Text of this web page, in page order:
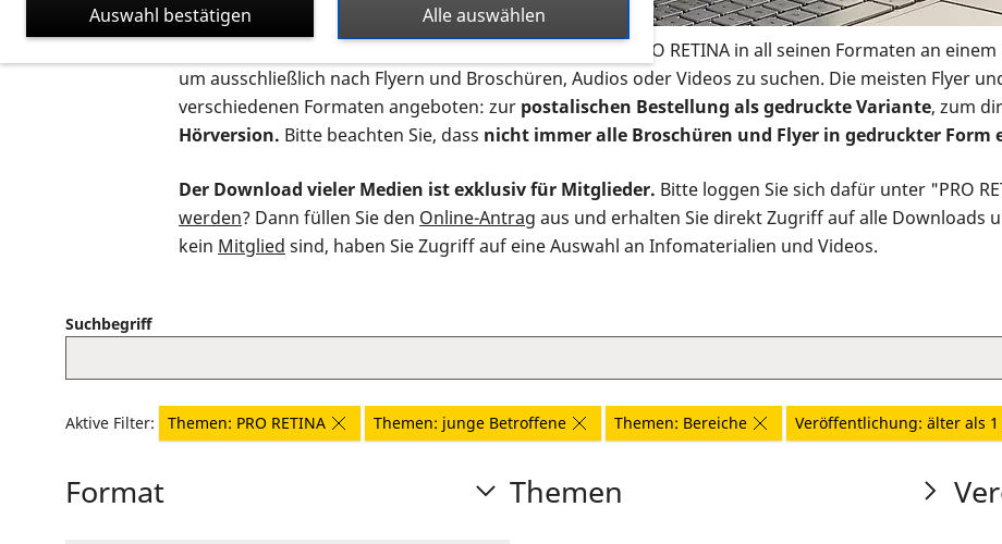
Auf dieser Seite finden Sie sämtliches Infomaterial der PRO RETINA in all seinen Formaten an
um ausschließlich nach Flyern und Broschüren, Audios oder Videos zu suchen. Die meisten Flyer
verschiedenen Formaten angeboten: zur postalischen Bestellung als gedruckte Variante, zum
Hörversion. Bitte beachten Sie, dass nicht immer alle Broschüren und Flyer in gedruckter Form
Der Download vieler Medien ist exklusiv für Mitglieder. Bitte loggen Sie sich dafür unter "PRO
werden? Dann füllen Sie den Online-Antrag aus und erhalten Sie direkt Zugriff auf alle Downloads
kein Mitglied sind, haben Sie Zugriff auf eine Auswahl an Infomaterialien und Videos.
Suchbegriff
Aktive Filter: Themen: PRO RETINA Themen: junge Betroffene Themen: Bereiche Veröffentlichung: älter als 1
Format Themen
Alle auswählen
Auswahl bestätigen